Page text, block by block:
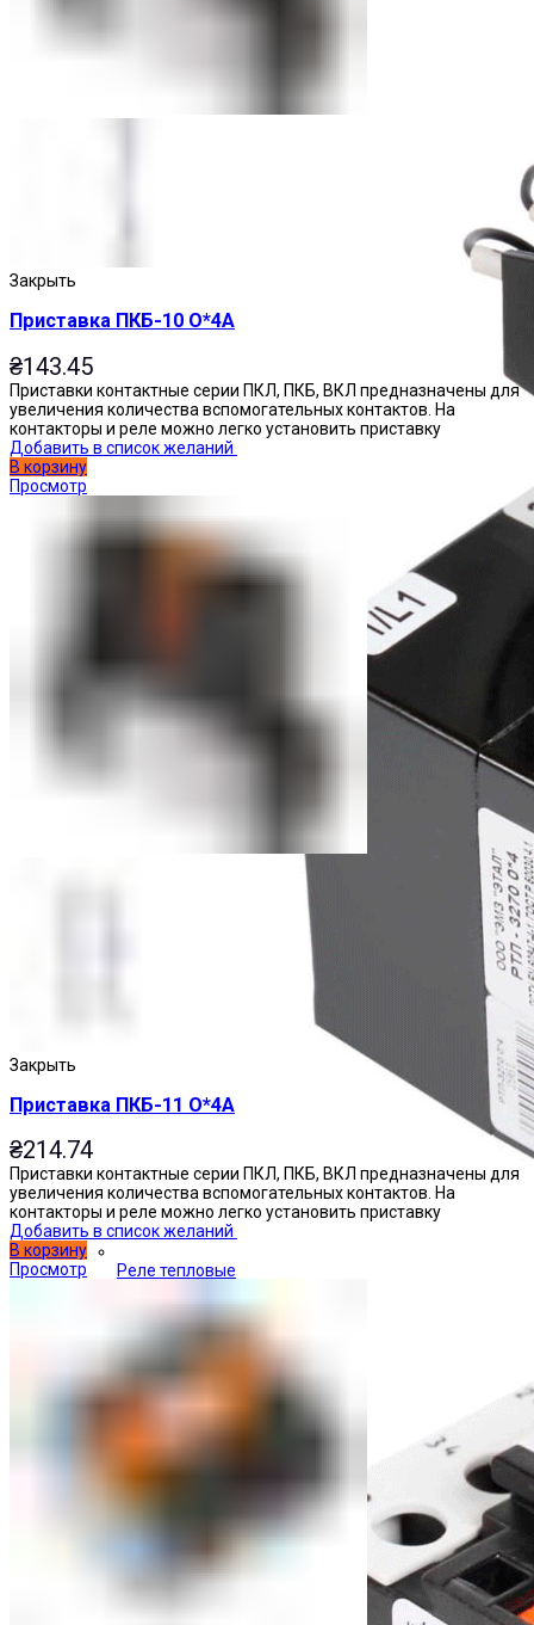
Реле тепловые
Закрыть
Приставка ПКБ-10 О*4А
₴143.45
Приставки контактные серии ПКЛ, ПКБ, ВКЛ предназначены для
увеличения количества вспомогательных контактов. На
контакторы и реле можно легко установить приставку
Добавить в список желаний
В корзину
Просмотр
Закрыть
Приставка ПКБ-11 О*4А
₴214.74
Приставки контактные серии ПКЛ, ПКБ, ВКЛ предназначены для
увеличения количества вспомогательных контактов. На
контакторы и реле можно легко установить приставку
Добавить в список желаний
В корзину
Просмотр